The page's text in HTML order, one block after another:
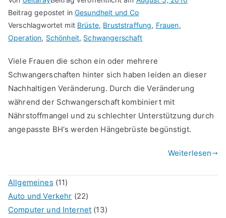
Beitrag gepostet inGesundheit und Co
Verschlagwortet mit Brüste, Bruststraffung, Frauen,
Operation, Schönheit, Schwangerschaft
Viele Frauen die schon ein oder mehrere
Schwangerschaften hinter sich haben leiden an dieser
Nachhaltigen Veränderung. Durch die Veränderung
während der Schwangerschaft kombiniert mit
Nährstoffmangel und zu schlechter Unterstützung durch
angepasste BH‘s werden Hängebrüste begünstigt.
Weiterlesen
Allgemeines (11)
Auto und Verkehr (22)
Computer und Internet (13)